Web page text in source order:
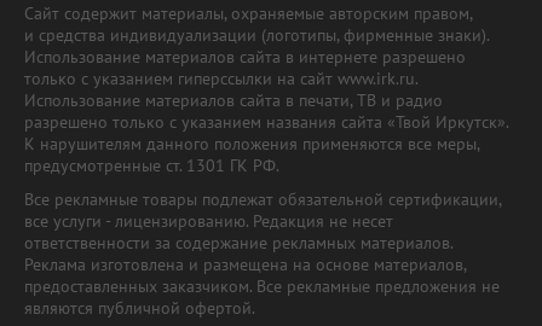
Сайт содержит материалы, охраняемые авторским правом,
и средства индивидуализации (логотипы, фирменные знаки).
Использование материалов сайта в интернете разрешено
только с указанием гиперссылки на сайт www.irk.ru.
Использование материалов сайта в печати, ТВ и радио
разрешено только с указанием названия сайта «Твой Иркутск».
К нарушителям данного положения применяются все меры,
предусмотренные ст. 1301 ГК РФ.
Все рекламные товары подлежат обязательной сертификации,
все услуги - лицензированию. Редакция не несет
ответственности за содержание рекламных материалов.
Реклама изготовлена и размещена на основе материалов,
предоставленных заказчиком. Все рекламные предложения не
являются публичной офертой.